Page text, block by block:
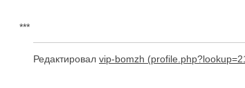
***
Редактировал vip-bomzh